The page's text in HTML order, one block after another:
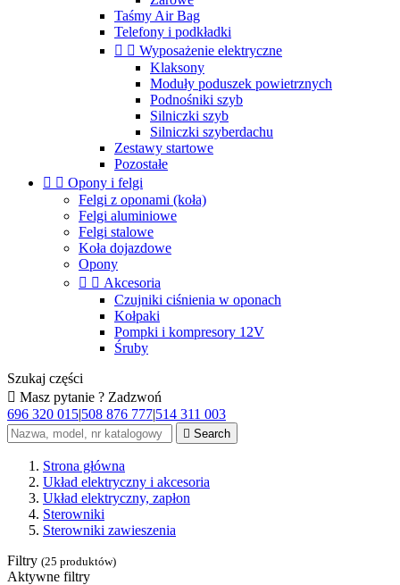
Taśmy Air Bag
Telefony i podkładki
  Wyposażenie elektryczne
Klaksony
Moduły poduszek powietrznych
Podnośniki szyb
Silniczki szyb
Silniczki szyberdachu
Zestawy startowe
Pozostałe
  Opony i felgi
Felgi z oponami (koła)
Felgi aluminiowe
Felgi stalowe
Koła dojazdowe
Opony
  Akcesoria
Czujniki ciśnienia w oponach
Kołpaki
Pompki i kompresory 12V
Śruby
Szukaj części
 Masz pytanie ? Zadzwoń
696 320 015|508 876 777|514 311 003
 Search
Strona główna
Układ elektryczny i akcesoria
Układ elektryczny, zapłon
Sterowniki
Sterowniki zawieszenia
Filtry (25 produktów)
Aktywne filtry